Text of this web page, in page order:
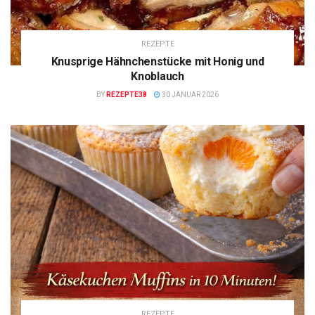
REZEPTE
Knusprige Hähnchenstücke mit Honig und
Knoblauch
BY REZEPTE38 30 JANUAR 2026